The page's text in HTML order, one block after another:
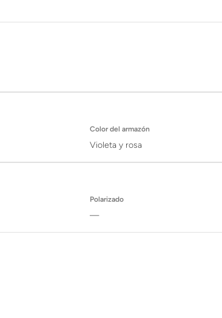
Color del armazón
Violeta y rosa
Polarizado
—